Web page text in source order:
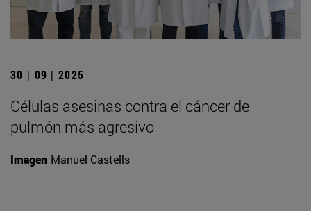
30 | 09 | 2025
Células asesinas contra el cáncer de
pulmón más agresivo
Imagen Manuel Castells